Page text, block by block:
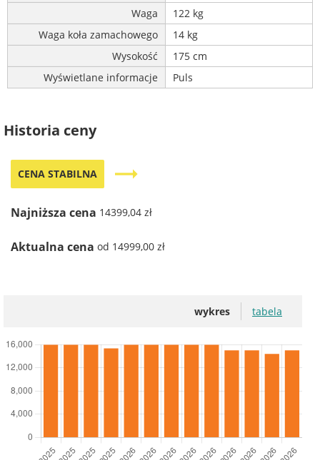
Waga
122 kg
Waga koła zamachowego
14 kg
Wysokość
175 cm
Wyświetlane informacje
Puls
Historia ceny
CENA STABILNA trending_flat
Najniższa cena 14399,04 zł
Aktualna cena od 14999,00 zł
wykres tabela